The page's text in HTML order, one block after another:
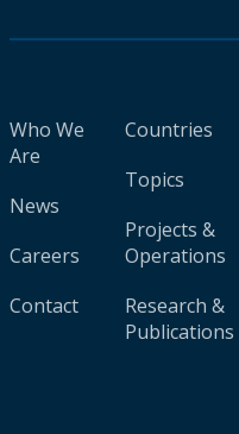
Who We
Are
News
Careers
Contact
Countries
Topics
Projects &
Operations
Research &
Publications